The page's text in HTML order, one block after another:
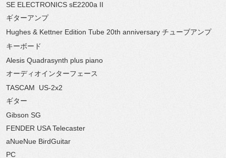
SE ELECTRONICS sE2200a II
ギターアンプ
Hughes & Kettner Edition Tube 20th anniversary チューブアンプ
キーボード
Alesis Quadrasynth plus piano
オーディオインターフェース
TASCAM
US-2x2
ギター
Gibson SG
FENDER USA Telecaster
aNueNue BirdGuitar
PC